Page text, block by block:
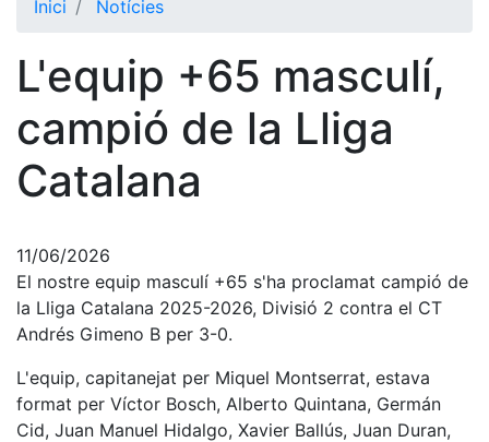
Història
La nostra
història
Cronologia
Presidents
Organització
Junta
directiva
Comissions
Estructura
executiva
Inici Notícies
L'equip +65 masculí,
campió de la Lliga
Catalana
11/06/2026
El nostre equip masculí +65 s'ha proclamat campió de
la Lliga Catalana 2025-2026, Divisió 2 contra el CT
Andrés Gimeno B per 3-0.
L'equip, capitanejat per Miquel Montserrat, estava
format per Víctor Bosch, Alberto Quintana, Germán
Cid, Juan Manuel Hidalgo, Xavier Ballús, Juan Duran,